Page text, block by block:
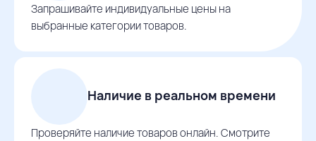
Запрашивайте индивидуальные цены на
выбранные категории товаров.
Наличие в реальном времени
Проверяйте наличие товаров онлайн. Смотрите